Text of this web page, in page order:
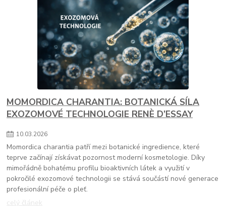
MOMORDICA CHARANTIA: BOTANICKÁ SÍLA
EXOZOMOVÉ TECHNOLOGIE RENÈ D’ESSAY
10.03.2026
Momordica charantia patří mezi botanické ingredience, které
teprve začínají získávat pozornost moderní kosmetologie. Díky
mimořádně bohatému profilu bioaktivních látek a využití v
pokročilé exozomové technologii se stává součástí nové generace
profesionální péče o pleť.
celý článek